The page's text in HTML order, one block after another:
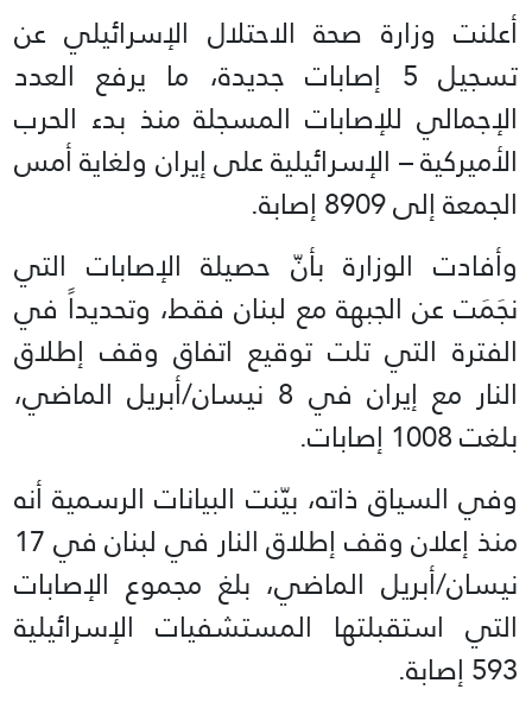
أعلنت وزارة صحة الاحتلال الإسرائيلي عن
تسجيل 5 إصابات جديدة، ما يرفع العدد
الإجمالي للإصابات المسجلة منذ بدء الحرب
الأميركية – الإسرائيلية على إيران ولغاية أمس
الجمعة إلى 8909 إصابة.
وأفادت الوزارة بأنّ حصيلة الإصابات التي
نجَمَت عن الجبهة مع لبنان فقط، وتحديداً في
الفترة التي تلت توقيع اتفاق وقف إطلاق
النار مع إيران في 8 نيسان/أبريل الماضي،
بلغت 1008 إصابات.
وفي السياق ذاته، بيّنت البيانات الرسمية أنه
منذ إعلان وقف إطلاق النار في لبنان في 17
نيسان/أبريل الماضي، بلغ مجموع الإصابات
التي استقبلتها المستشفيات الإسرائيلية
593 إصابة.